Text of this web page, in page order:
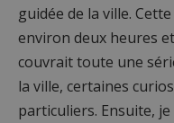
guidée de la ville.
environ deux heures
couvrait toute une
la ville, certaines
particuliers. Ensuite,